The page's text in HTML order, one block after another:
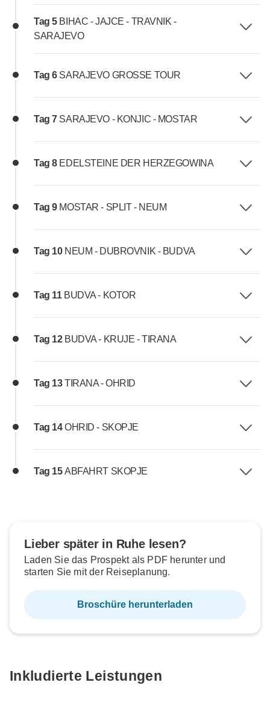
Tag 5 BIHAC - JAJCE - TRAVNIK -
SARAJEVO
Tag 6 SARAJEVO GROSSE TOUR
Tag 7 SARAJEVO - KONJIC - MOSTAR
Tag 8 EDELSTEINE DER HERZEGOWINA
Tag 9 MOSTAR - SPLIT - NEUM
Tag 10 NEUM - DUBROVNIK - BUDVA
Tag 11 BUDVA - KOTOR
Tag 12 BUDVA - KRUJE - TIRANA
Tag 13TIRANA - OHRID
Tag 14OHRID - SKOPJE
Tag 15ABFAHRT SKOPJE
Lieber später in Ruhe lesen?
Laden Sie das Prospekt als PDF herunter und
starten Sie mit der Reiseplanung.
Broschüre herunterladen
Inkludierte Leistungen